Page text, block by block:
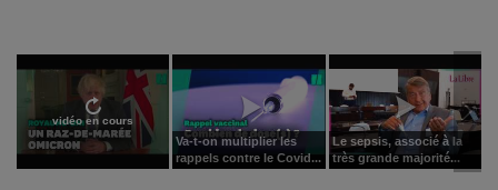
vidéo en cours
Va-t-on multiplier les
rappels contre le Covid...
Le sepsis, associé à la
très grande majorité...